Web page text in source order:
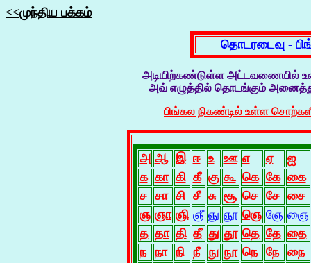
<<முந்திய பக்கம்
தொடரடைவு -
அடியிற்கண்டுள்ள அட்டவணையில்
அவ் எழுத்தில் தொடங்கும்
பிங்கல நிகண்டில் உள்ள
அ ஆ இ ஈ உ ஊ எ ஏ
ஐ
க கா கி கீ கு கூ கெ கே கை
ச சா சி சீ சு சூ செ சே சை
ஞ ஞா ஞி ஞீ ஞு ஞூ ஞெ ஞே ஞை
த தா தி தீ து தூ தெ தே தை
ந
நா நி நீ நு நூ நெ நே
நை